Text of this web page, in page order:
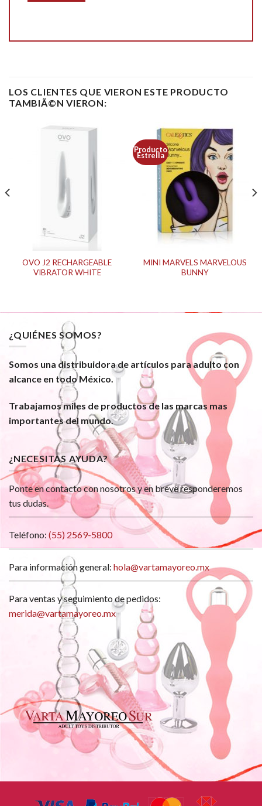
LOS CLIENTES QUE VIERON ESTE PRODUCTO
TAMBIÃ©N VIERON:
OVO J2 RECHARGEABLE
VIBRATOR WHITE
Producto
Estrella
MINI MARVELS MARVELOUS
BUNNY
¿QUIÉNES SOMOS?
Somos una distribuidora de artículos para adulto con
alcance en todo México.
Trabajamos miles de productos de las marcas mas
importantes del mundo.
¿NECESITAS AYUDA?
Ponte en contacto con nosotros y en breve responderemos
tus dudas.
Teléfono: (55) 2569-5800
Para información general: hola@vartamayoreo.mx
Para ventas y seguimiento de pedidos:
merida@vartamayoreo.mx